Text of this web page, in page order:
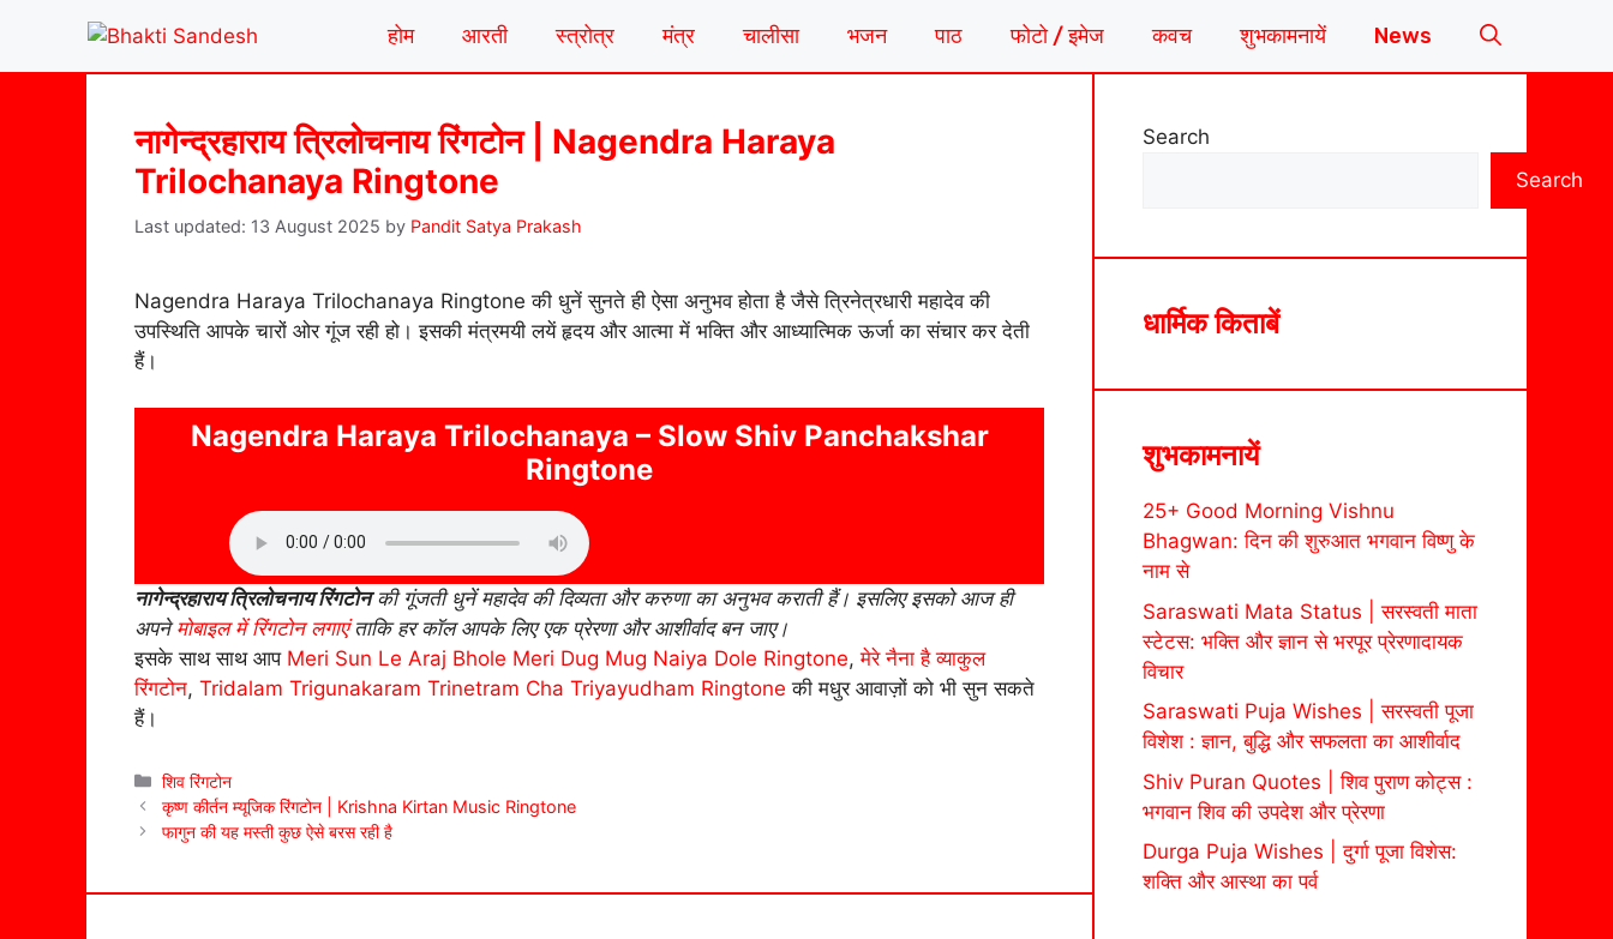
content
होम आरती स्त्रोत्र मंत्र चालीसा भजन पाठ फोटो / इमेज कवच शुभकामनायें News
नागेन्द्रहाराय त्रिलोचनाय रिंगटोन | Nagendra Haraya
Trilochanaya Ringtone
13 August 2025 by Pandit Satya Prakash
Nagendra Haraya Trilochanaya Ringtone की धुनें सुनते ही ऐसा अनुभव होता है जैसे त्रिनेत्रधारी महादेव की
उपस्थिति आपके चारों ओर गूंज रही हो। इसकी मंत्रमयी लयें हृदय और आत्मा में भक्ति और आध्यात्मिक ऊर्जा का संचार कर देती
हैं।
Nagendra Haraya Trilochanaya – Slow Shiv Panchakshar
Ringtone
नागेन्द्रहाराय त्रिलोचनाय रिंगटोनकी गूंजती धुनें महादेव की दिव्यता और करुणा का अनुभव कराती हैं। इसलिए इसको आज ही
अपनेमोबाइल में रिंगटोन लगाएंताकि हर कॉल आपके लिए एक प्रेरणा और आशीर्वाद बन जाए।
इसके साथ साथ आप Meri Sun Le Araj Bhole Meri Dug Mug Naiya Dole Ringtone,मेरे नैना है व्याकुल
रिंगटोन, Tridalam Trigunakaram Trinetram Cha Triyayudham Ringtone की मधुर आवाज़ों को भी सुन सकते
हैं।
Categories
शिव रिंगटोन
कृष्ण कीर्तन म्यूजिक रिंगटोन | Krishna Kirtan Music Ringtone
फागुन की यह मस्ती कुछ ऐसे बरस रही है
Search
Search
धार्मिक किताबें
शुभकामनायें
25+ Good Morning Vishnu
Bhagwan: दिन की शुरुआत भगवान विष्णु के
नाम से
Saraswati Mata Status | सरस्वती माता
स्टेटस: भक्ति और ज्ञान से भरपूर प्रेरणादायक
विचार
Saraswati Puja Wishes | सरस्वती पूजा
विशेश : ज्ञान, बुद्धि और सफलता का आशीर्वाद
Shiv Puran Quotes | शिव पुराण कोट्स :
भगवान शिव की उपदेश और प्रेरणा
Durga Puja Wishes | दुर्गा पूजा विशेस:
शक्ति और आस्था का पर्व